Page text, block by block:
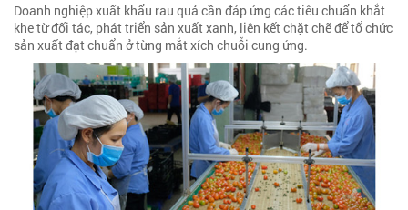
Doanh nghiệp xuất khẩu rau quả cần đáp ứng các tiêu chuẩn khắt
khe từ đối tác, phát triển sản xuất xanh, liên kết chặt chẽ để tổ chức
sản xuất đạt chuẩn ở từng mắt xích chuỗi cung ứng.